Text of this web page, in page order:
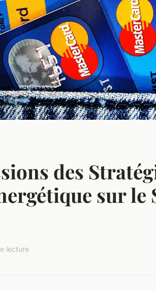
des
sur le
lecture